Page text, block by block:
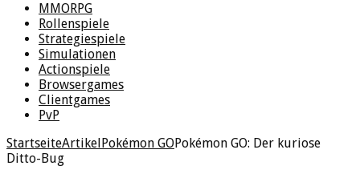
MMORPG
Rollenspiele
Strategiespiele
Simulationen
Actionspiele
Browsergames
Clientgames
PvP
StartseiteArtikelPokémon GOPokémon GO: Der kuriose
Ditto-Bug